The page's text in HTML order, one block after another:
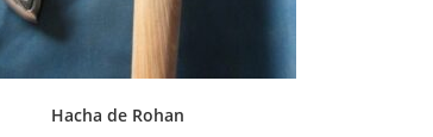
Hacha de Rohan